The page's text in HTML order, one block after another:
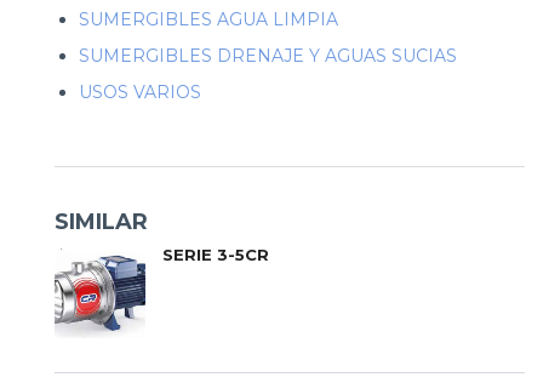
SUMERGIBLES AGUA LIMPIA
SUMERGIBLES DRENAJE Y AGUAS SUCIAS
USOS VARIOS
SIMILAR
SERIE 3-5CR